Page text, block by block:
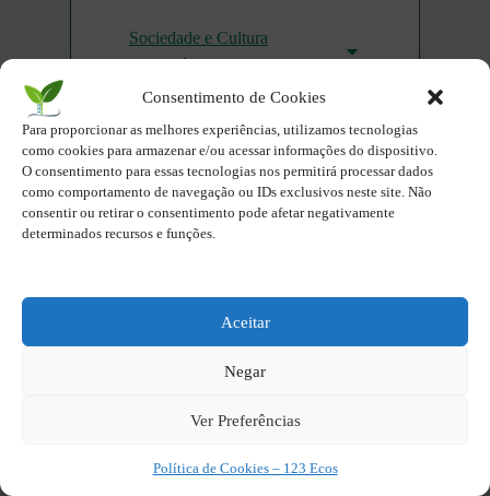
Consentimento de Cookies
Para proporcionar as melhores experiências, utilizamos tecnologias
como cookies para armazenar e/ou acessar informações do dispositivo.
O consentimento para essas tecnologias nos permitirá processar dados
como comportamento de navegação ou IDs exclusivos neste site. Não
consentir ou retirar o consentimento pode afetar negativamente
determinados recursos e funções.
Aceitar
Negar
Ver Preferências
Política de Cookies – 123 Ecos
Sociedade e Cultura
Sustentável
por Estados Brasileiros
Compartilhe - Seja Eco você
também!
Deixe seu sentimento